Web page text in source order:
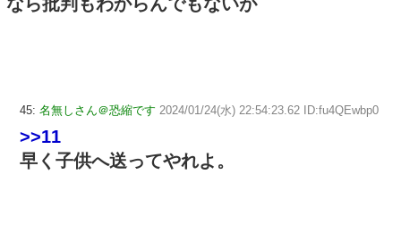
45: 名無しさん＠恐縮です 2024/01/24(水) 22:54:23.62 ID:fu4QEwbp0
>>11
早く子供へ送ってやれよ。